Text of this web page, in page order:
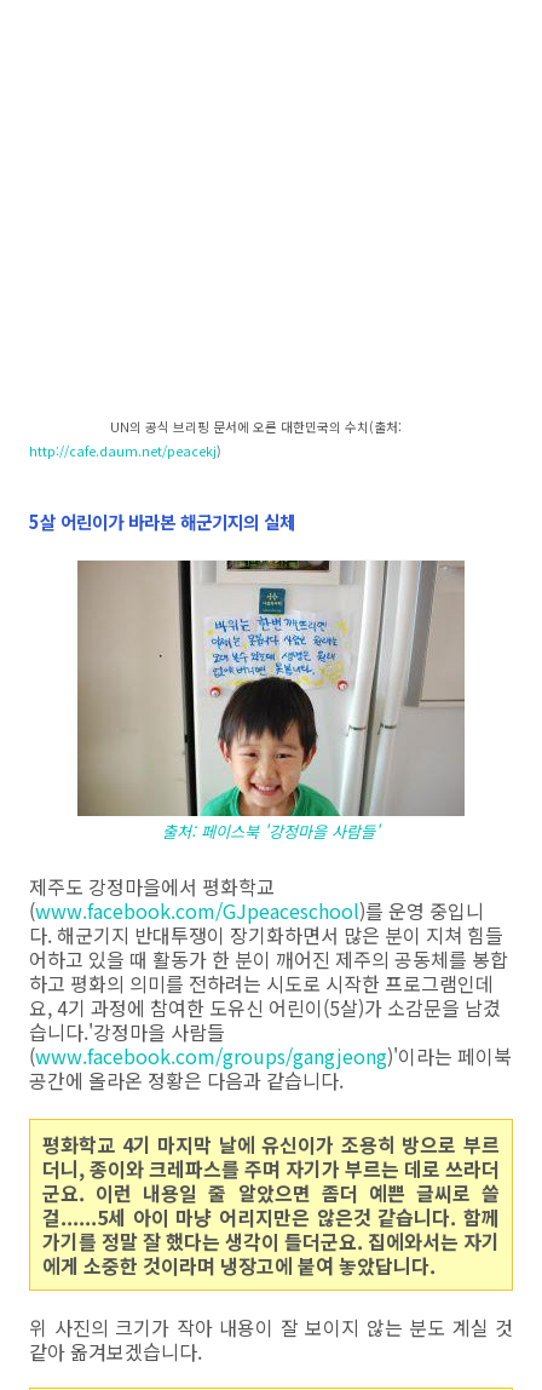
UN의 공식 브리핑 문서에 오른 대한민국의 수치(출처:
http://cafe.daum.net/peacekj)
5살 어린이가 바라본 해군기지의 실체
출처: 페이스북 '강정마을 사람들'
제주도 강정마을에서 평화학교
(www.facebook.com/GJpeaceschool)를 운영 중입니
다. 해군기지 반대투쟁이 장기화하면서 많은 분이 지쳐 힘들
어하고 있을 때 활동가 한 분이 깨어진 제주의 공동체를 봉합
하고 평화의 의미를 전하려는 시도로 시작한 프로그램인데
요, 4기 과정에 참여한 도유신 어린이(5살)가 소감문을 남겼
습니다.'강정마을 사람들
(www.facebook.com/groups/gangjeong)'이라는 페이북
공간에 올라온 정황은 다음과 같습니다.
평화학교 4기 마지막 날에 유신이가 조용히 방으로 부르
더니, 종이와 크레파스를 주며 자기가 부르는 데로 쓰라더
군요. 이런 내용일 줄 알았으면 좀더 예쁜 글씨로 쓸
걸......5세 아이 마냥 어리지만은 않은것 같습니다. 함께
가기를 정말 잘 했다는 생각이 들더군요. 집에와서는 자기
에게 소중한 것이라며 냉장고에 붙여 놓았답니다.
위 사진의 크기가 작아 내용이 잘 보이지 않는 분도 계실 것
같아 옮겨보겠습니다.